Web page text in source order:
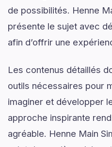
de possibilités. Henne
présente le sujet avec
afin d’offrir une
Les contenus détaillés
outils nécessaires pour
imaginer et développer
approche inspirante
agréable. Henne Main